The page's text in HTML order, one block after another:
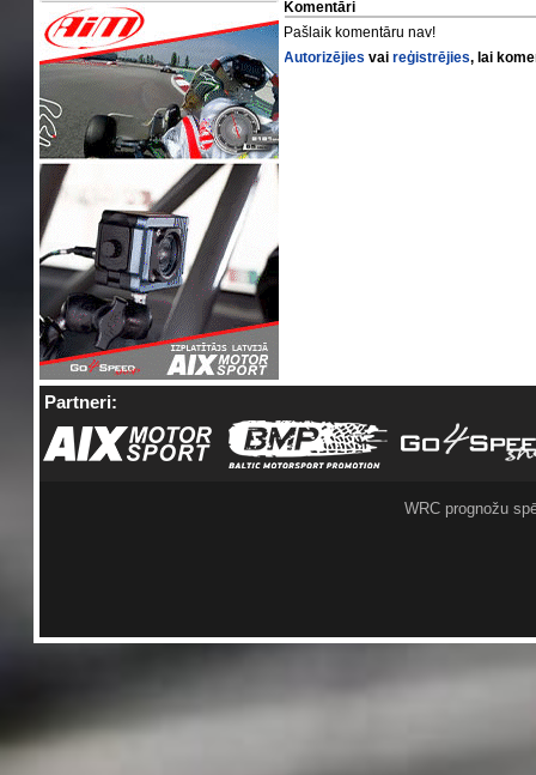
Komentāri
Pašlaik komentāru nav!
Autorizējies vaireģistrējies, lai
Partneri:
WRC prognožu